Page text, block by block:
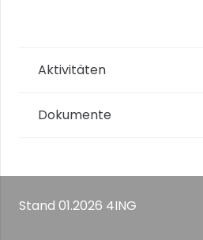
Aktivitäten
Dokumente
Stand 01.2026 4ING